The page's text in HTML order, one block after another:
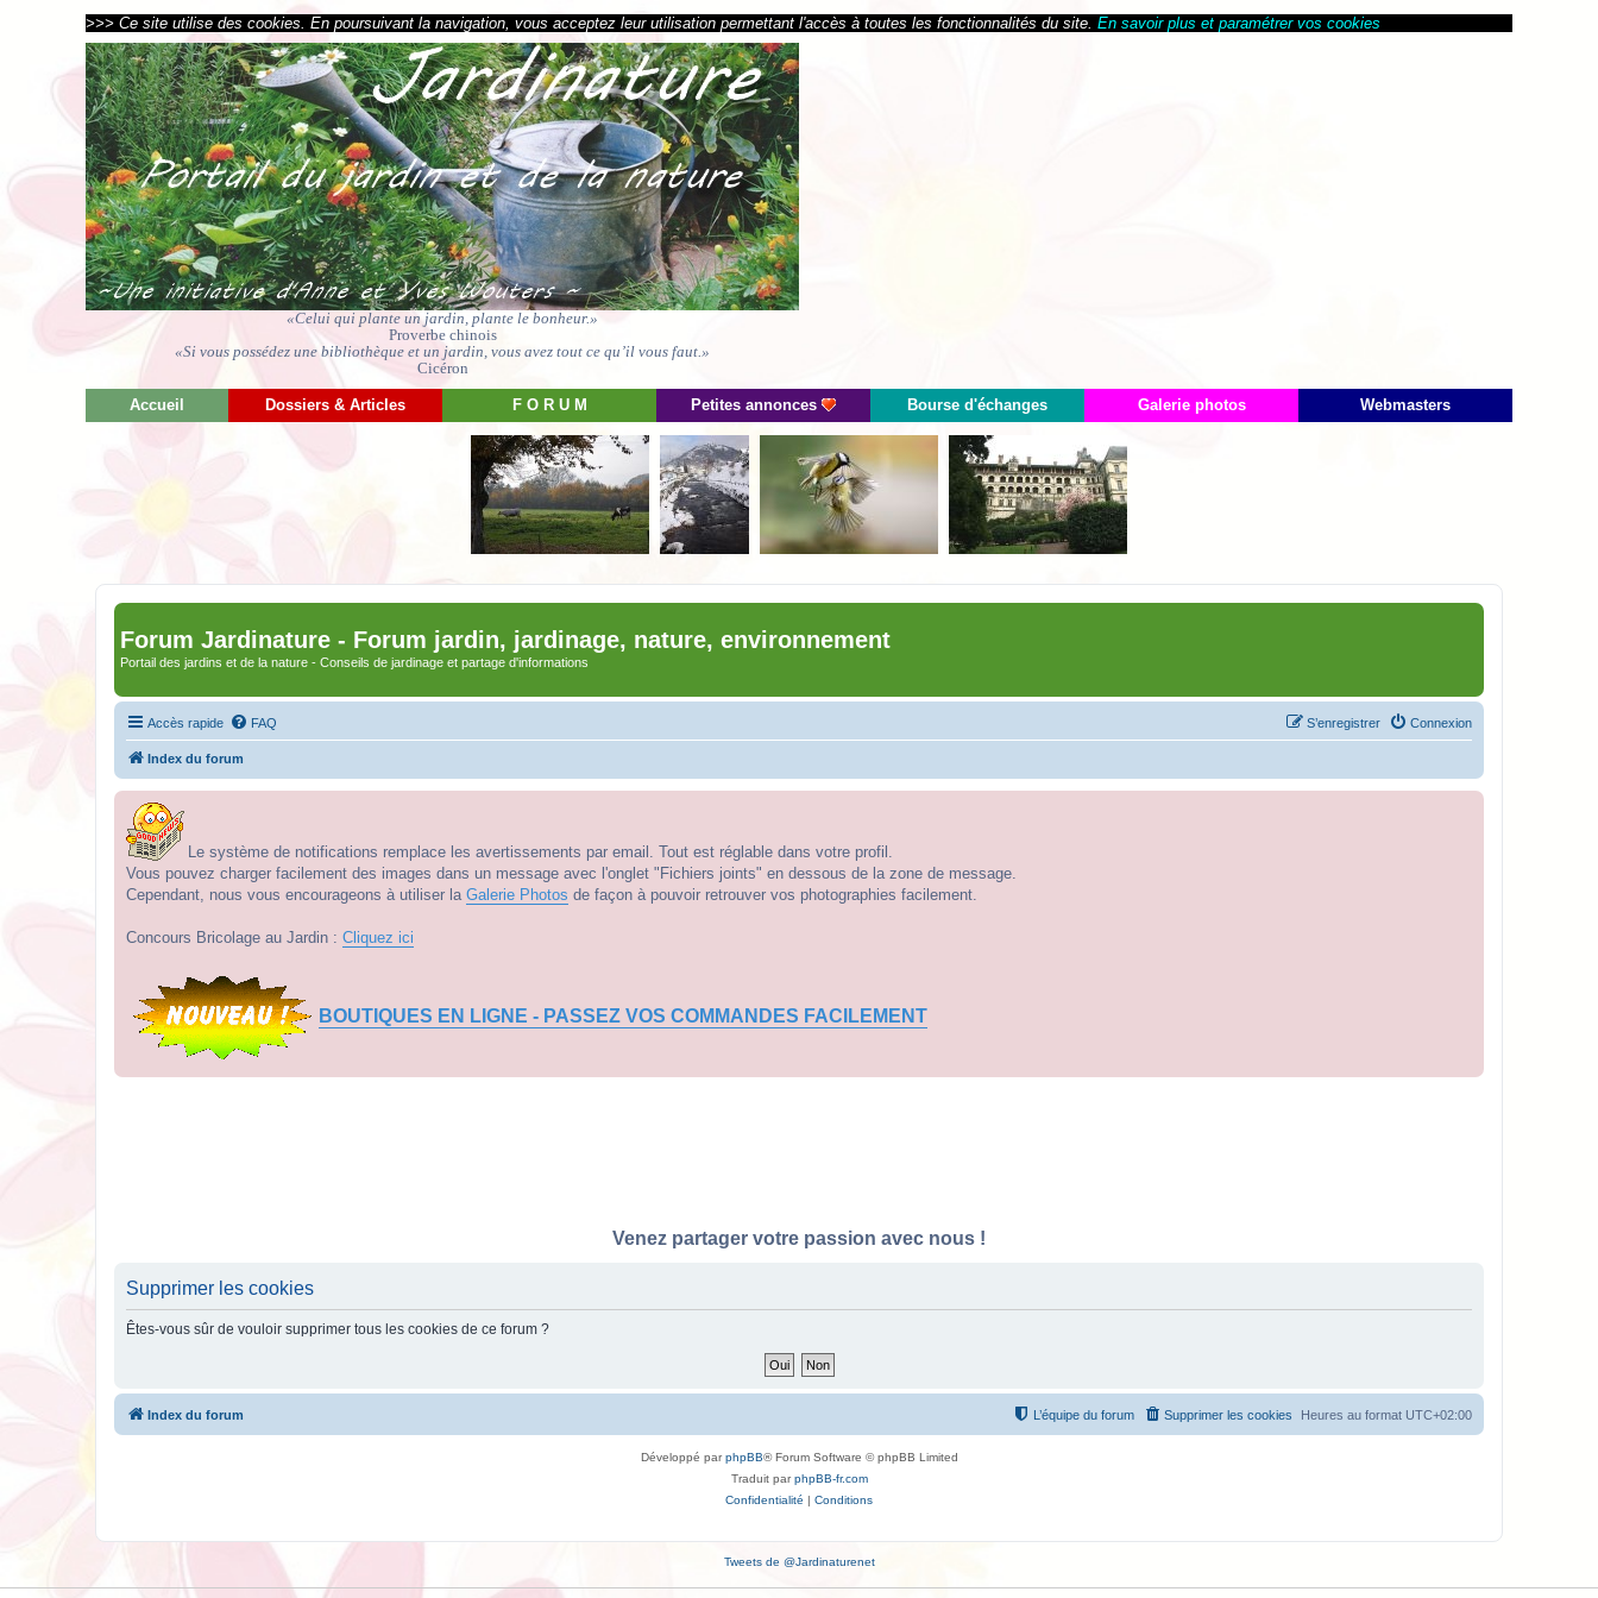
>>> Ce site utilise des cookies. En poursuivant la navigation, vous acceptez leur utilisation permettant l'accès à toutes les fonctionnalités du site. En savoir plus et paramétrer vos cookies
«Celui qui plante un jardin, plante le bonheur.»
Proverbe chinois
«Si vous possédez une bibliothèque et un jardin, vous avez tout ce qu’il vous faut.»
Cicéron
Accueil Dossiers & Articles F O R U M Petites annonces Bourse d'échanges Galerie photos Webmasters
Forum Jardinature - Forum jardin, jardinage, nature, environnement
Portail des jardins et de la nature - Conseils de jardinage et partage d'informations
Accès rapide FAQ Connexion
S’enregistrer
Index du forum
Le système de notifications remplace les avertissements par email. Tout est réglable dans votre profil.
Vous pouvez charger facilement des images dans un message avec l'onglet "Fichiers joints" en dessous de la zone de message.
Cependant, nous vous encourageons à utiliser la Galerie Photos de façon à pouvoir retrouver vos photographies facilement.
Concours Bricolage au Jardin : Cliquez ici
BOUTIQUES EN LIGNE - PASSEZ VOS COMMANDES FACILEMENT
Venez partager votre passion avec nous !
Supprimer les cookies
Êtes-vous sûr de vouloir supprimer tous les cookies de ce forum ?
Index du forum Heures au format UTC+02:00
Supprimer les cookies
L’équipe du forum
Développé parphpBB® Forum Software © phpBB Limited
Traduit parphpBB-fr.com
Confidentialité | Conditions
Tweets de @Jardinaturenet